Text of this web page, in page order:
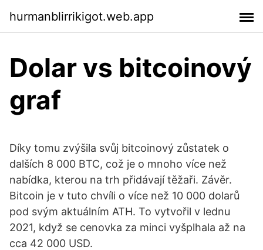
hurmanblirrikigot.web.app
Dolar vs bitcoinový
graf
Díky tomu zvýšila svůj bitcoinový zůstatek o
dalších 8 000 BTC, což je o mnoho více než
nabídka, kterou na trh přidávají těžaři. Závěr.
Bitcoin je v tuto chvíli o více než 10 000 dolarů
pod svým aktuálním ATH. To vytvořil v lednu
2021, když se cenovka za minci vyšplhala až na
cca 42 000 USD.